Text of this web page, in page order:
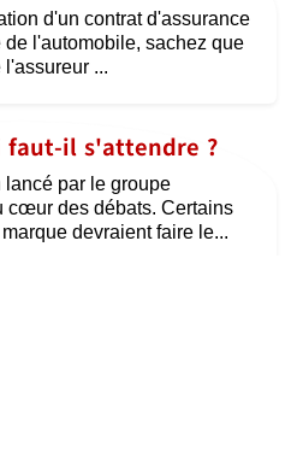
d'un contrat d'assurance
l'automobile, sachez que
l'assureur ...
faut-il s'attendre ?
lancé par le groupe
cœur des débats. Certains
devraient faire le...